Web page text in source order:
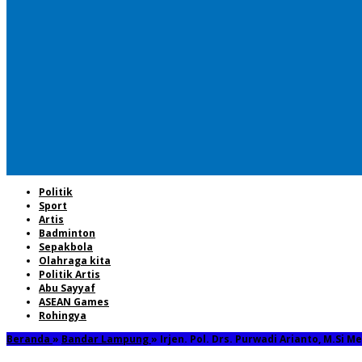
Politik
Sport
Artis
Badminton
Sepakbola
Olahraga kita
Politik Artis
Abu Sayyaf
ASEAN Games
Rohingya
Beranda » Bandar Lampung» Irjen. Pol. Drs. Purwadi Arianto, M.Si